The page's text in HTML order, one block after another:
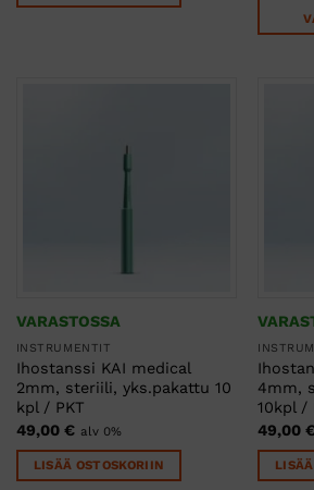
VARASTOSSA
INSTRUMENTIT
Ihostanssi KAI medical
2mm, steriili, yks.pakattu 10
kpl / PKT
49,00 € alv 0%
LISÄÄ OSTOSKORIIN
4mm,
10kpl /
49,00